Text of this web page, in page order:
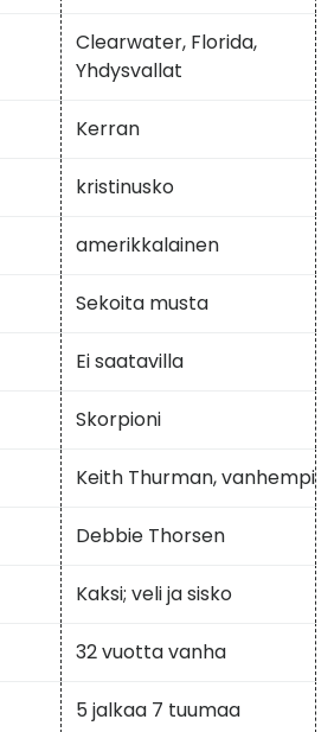
Clearwater, Florida,
Yhdysvallat
Kerran
kristinusko
amerikkalainen
Sekoita musta
Ei saatavilla
Skorpioni
Keith Thurman, vanhempi
Debbie Thorsen
Kaksi; veli ja sisko
32 vuotta vanha
5 jalkaa 7 tuumaa